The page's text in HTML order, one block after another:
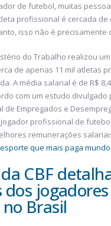
de futebol, muitas
profissional é cercada de
isso não é precisamente
do Trabalho realizou
de apenas 11 mil atletas
A média salarial é de R$
com um estudo divulgado
de Empregados e
profissional de
remunerações
que mais paga mundo
CBF
dos
Brasil